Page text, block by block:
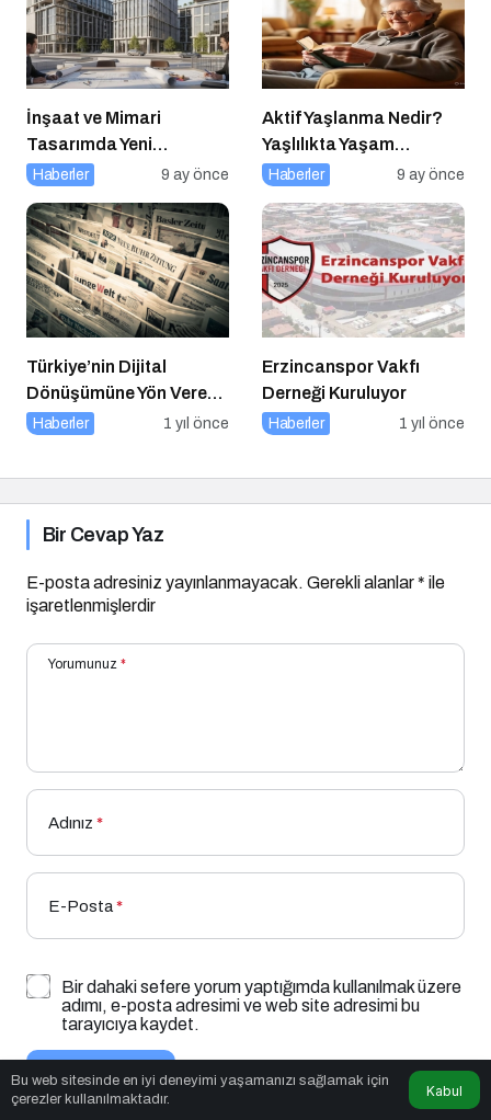
İnşaat ve Mimari
Tasarımda Yeni
Standartlar Belirliyor
Haberler 9 ay önce
Aktif Yaşlanma Nedir?
Yaşlılıkta Yaşam
Kalitesini Artırmanın
Haberler 9 ay önce
Türkiye’nin Dijital
Dönüşümüne Yön Veren
15 Platform
Haberler 1 yıl önce
Erzincanspor Vakfı
Derneği Kuruluyor
Haberler 1 yıl önce
Bir Cevap Yaz
E-posta adresiniz yayınlanmayacak. Gerekli alanlar* ile
işaretlenmişlerdir
Yorumunuz *
Adınız *
E-Posta*
Bir dahaki sefere yorum yaptığımda kullanılmak üzere
adımı, e-posta adresimi ve web site adresimi bu
tarayıcıya kaydet.
YORUM GÖNDER
Bu web sitesinde en iyi deneyimi yaşamanızı sağlamak için
çerezler kullanılmaktadır.
Kabul